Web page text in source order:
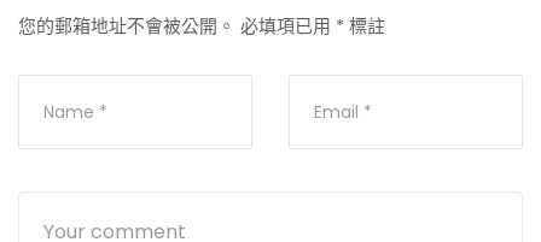
您的郵箱地址不會被公開。 必填項已用 * 標註